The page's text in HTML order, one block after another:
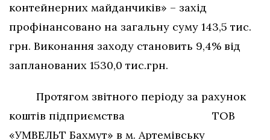
контейнерних майданчиків» – захід
профінансовано на загальну суму 143,5 тис.
грн. Виконання заходу становить 9,4% від
запланованих 1530,0 тис.грн.
Протягом звітного періоду за рахунок
коштів підприємства ТОВ
«УМВЕЛЬТ Бахмут» в м. Артемівську